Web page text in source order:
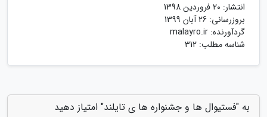
انتشار: 20 فروردین 1398
بروزرسانی: 26 آبان 1399
گردآورنده: malayro.ir
شناسه مطلب: 312
به "فستیوال ها و جشنواره ها ی تایلند" امتیاز دهید